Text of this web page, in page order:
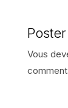
Vous